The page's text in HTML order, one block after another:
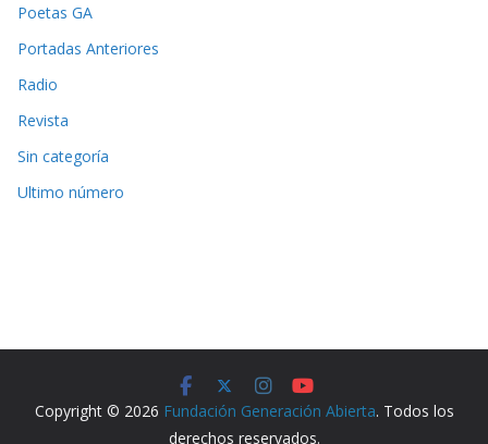
Poetas GA
Portadas Anteriores
Radio
Revista
Sin categoría
Ultimo número
Copyright © 2026 Fundación Generación Abierta. Todos los
derechos reservados.